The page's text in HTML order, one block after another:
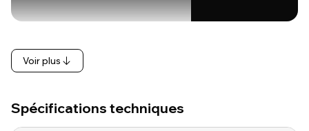
Voir plus
Spécifications techniques